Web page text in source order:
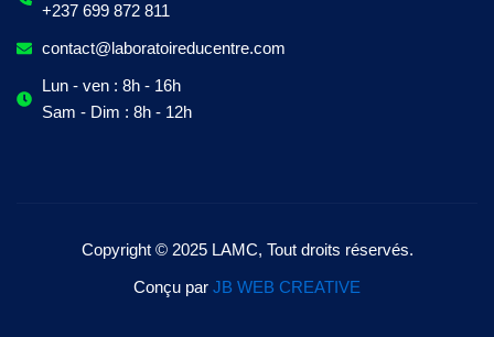
+237 699 872 811
contact@laboratoireducentre.com
Lun - ven : 8h - 16h
Sam - Dim : 8h - 12h
Copyright © 2025 LAMC, Tout droits réservés.
Conçu par JB WEB CREATIVE